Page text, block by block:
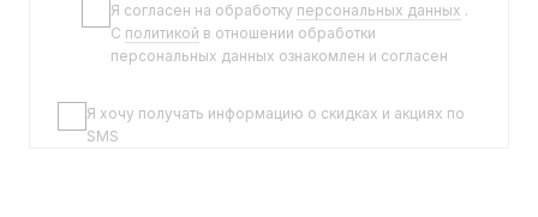
Я согласен на обработку персональных данных .
C политикой в отношении обработки
персональных данных ознакомлен и согласен
Я хочу получать информацию о скидках и акциях по
SMS